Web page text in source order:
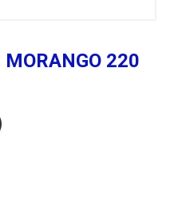
MORANGO 220